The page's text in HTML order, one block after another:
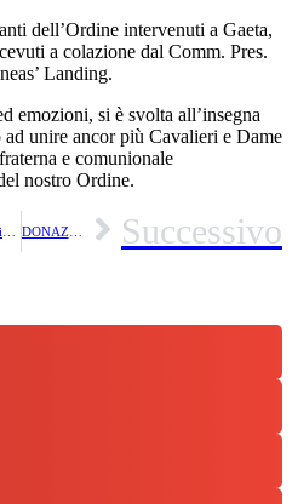
dell’Ordine intervenuti a Gaeta,
a colazione dal Comm. Pres.
Landing.
emozioni, si è svolta all’insegna
unire ancor più Cavalieri e Dame
e comunionale
nostro Ordine.
Successivo